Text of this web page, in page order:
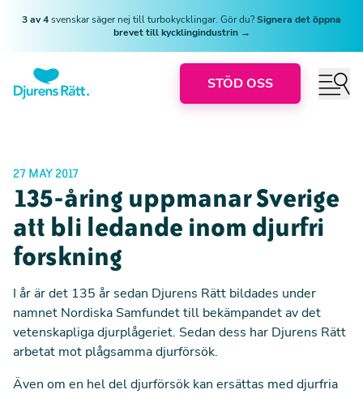
3 av 4svenskar säger nej till turbokycklingar. Gör du?Signera det öppna
brevet till kycklingindustrin →
STÖD OSS
27 MAY 2017
135-åring uppmanar Sverige
att bli ledande inom djurfri
forskning
I år är det 135 år sedan Djurens Rätt bildades under
namnet Nordiska Samfundet till bekämpandet av det
vetenskapliga djurplågeriet. Sedan dess har Djurens Rätt
arbetat mot plågsamma djurförsök.
Även om en hel del djurförsök kan ersättas med djurfria